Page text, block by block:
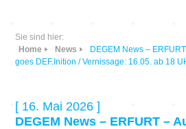
Sie sind hier:
Home
News
DEGEM News –
goes DEF.Inition / Vernissage: 16.05. ab 18
[ 16. Mai 2026 ]
DEGEM News – ERFURT –